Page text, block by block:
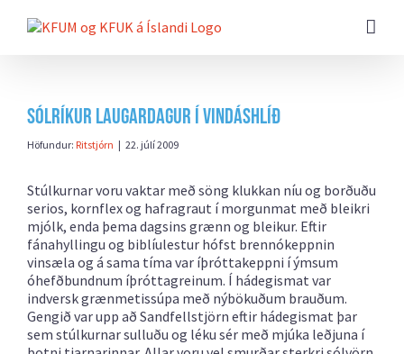
beint
Sólríkur laugardagur í Vindáshlíð
Höfundur: Ritstjórn | 22. júlí 2009
Stúlkurnar voru vaktar með söng klukkan níu og borðuðu
serios, kornflex og hafragraut í morgunmat með bleikri
mjólk, enda þema dagsins grænn og bleikur. Eftir
fánahyllingu og biblíulestur hófst brennókeppnin
vinsæla og á sama tíma var íþróttakeppni í ýmsum
óhefðbundnum íþróttagreinum. Í hádegismat var
indversk grænmetissúpa með nýbökuðum brauðum.
Gengið var upp að Sandfellstjörn eftir hádegismat þar
sem stúlkurnar sulluðu og léku sér með mjúka leðjuna í